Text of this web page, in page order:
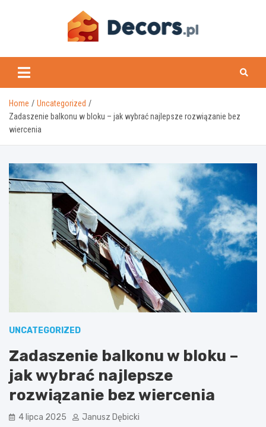
www.decors.pl
Home
Uncategorized
Zadaszenie balkonu w bloku – jak wybrać najlepsze rozwiązanie bez
wiercenia
UNCATEGORIZED
Zadaszenie balkonu w bloku –
jak wybrać najlepsze
rozwiązanie bez wiercenia
4 lipca 2025 Janusz Dębicki